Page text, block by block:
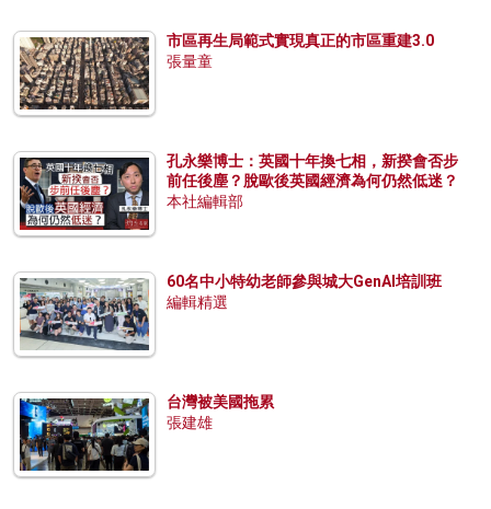
市區再生局範式實現真正的市區重建3.0
張量童
孔永樂博士：英國十年換七相，新揆會否步
前任後塵？脫歐後英國經濟為何仍然低迷？
本社編輯部
60名中小特幼老師參與城大GenAI培訓班
編輯精選
台灣被美國拖累
張建雄